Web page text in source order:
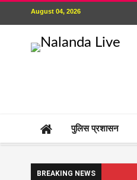
August 04, 2026
पुलिस प्रशासन
BREAKING NEWS